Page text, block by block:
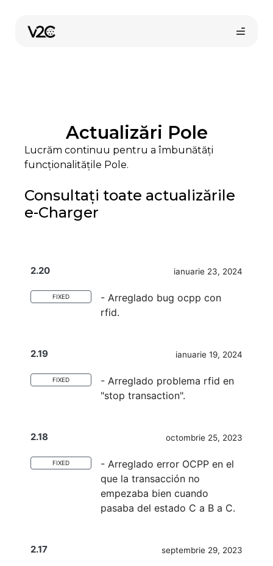
conținut
Cumpără online
Actualizări Pole
Lucrăm continuu pentru a îmbunătăți
funcționalitățile Pole.
Consultați toate actualizările
e-Charger
2.20 ianuarie 23, 2024
FIXED
- Arreglado bug ocpp con
rfid.
2.19 ianuarie 19, 2024
FIXED
- Arreglado problema rfid en
"stop transaction".
2.18 octombrie 25, 2023
FIXED
- Arreglado error OCPP en el
que la transacción no
empezaba bien cuando
pasaba del estado C a B a C.
2.17 septembrie 29, 2023